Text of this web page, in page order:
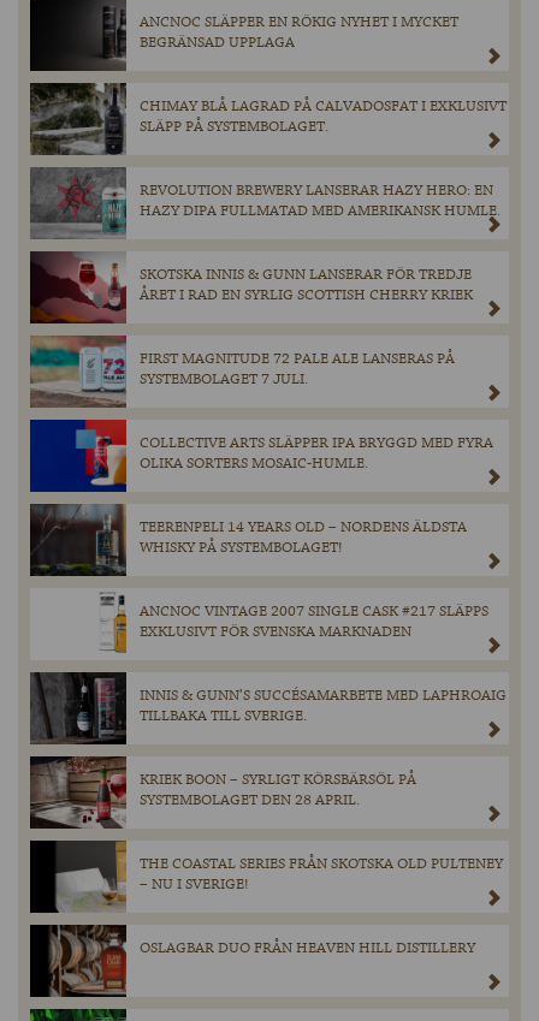
ANCNOC SLÄPPER EN RÖKIG NYHET I MYCKET
BEGRÄNSAD UPPLAGA
CHIMAY BLÅ LAGRAD PÅ CALVADOSFAT I EXKLUSIVT
SLÄPP PÅ SYSTEMBOLAGET.
REVOLUTION BREWERY LANSERAR HAZY HERO: EN
HAZY DIPA FULLMATAD MED AMERIKANSK HUMLE.
SKOTSKA INNIS & GUNN LANSERAR FÖR TREDJE
ÅRET I RAD EN SYRLIG SCOTTISH CHERRY KRIEK
FIRST MAGNITUDE 72 PALE ALE LANSERAS PÅ
SYSTEMBOLAGET 7 JULI.
COLLECTIVE ARTS SLÄPPER IPA BRYGGD MED FYRA
OLIKA SORTERS MOSAIC-HUMLE.
TEERENPELI 14 YEARS OLD – NORDENS ÄLDSTA
WHISKY PÅ SYSTEMBOLAGET!
ANCNOC VINTAGE 2007 SINGLE CASK #217 SLÄPPS
EXKLUSIVT FÖR SVENSKA MARKNADEN
INNIS & GUNN’S SUCCÉSAMARBETE MED LAPHROAIG
TILLBAKA TILL SVERIGE.
KRIEK BOON – SYRLIGT KÖRSBÄRSÖL PÅ
SYSTEMBOLAGET DEN 28 APRIL.
THE COASTAL SERIES FRÅN SKOTSKA OLD PULTENEY
– NU I SVERIGE!
OSLAGBAR DUO FRÅN HEAVEN HILL DISTILLERY